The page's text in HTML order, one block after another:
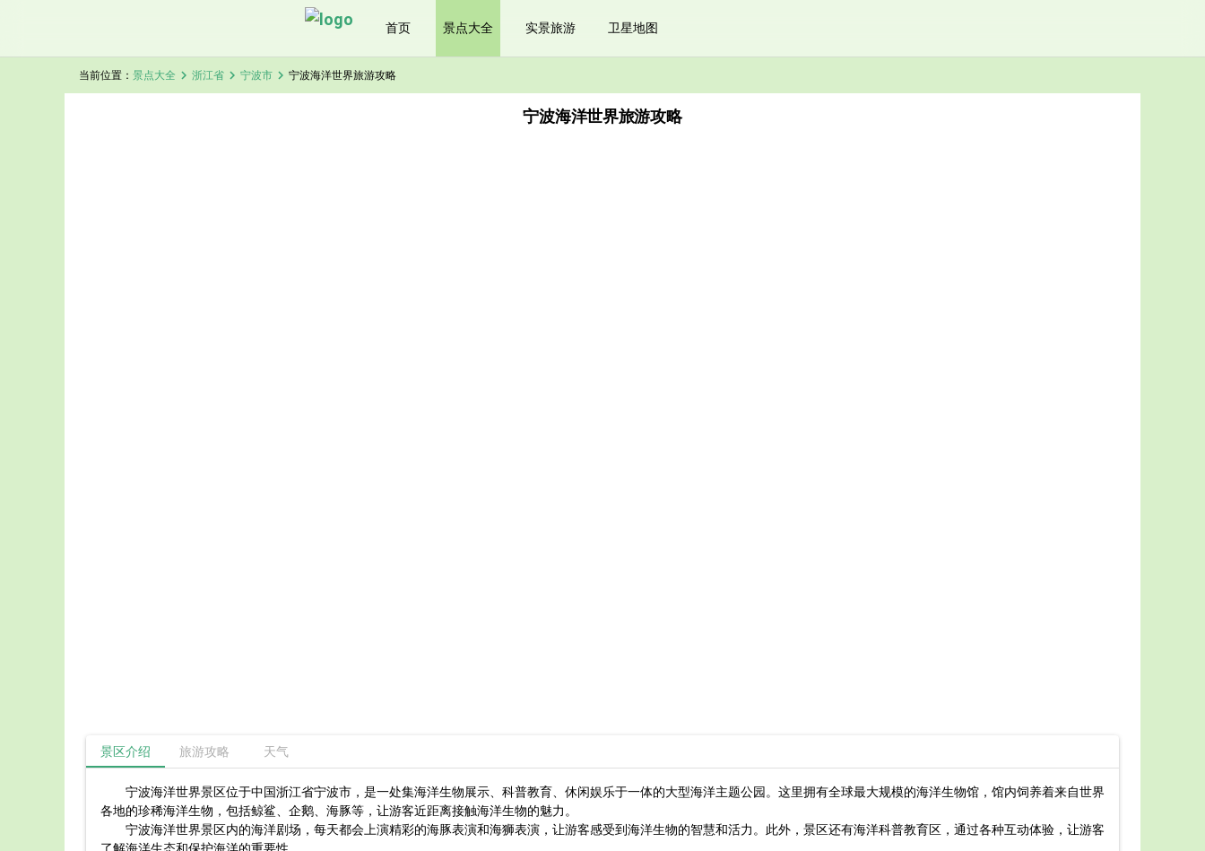
首页 景点大全 实景旅游 卫星地图
当前位置： 景点大全 chevron_right 浙江省 chevron_right 宁波市 chevron_right 宁波海洋世界旅游攻略
宁波海洋世界旅游攻略
景区介绍 旅游攻略 天气
宁波海洋世界景区位于中国浙江省宁波市，是一处集海洋生物展示、科普教育、休闲娱乐于一体的大型海洋主题公园。这里拥有全球最大规模的海洋生物馆，馆内饲养着来自世界
各地的珍稀海洋生物，包括鲸鲨、企鹅、海豚等，让游客近距离接触海洋生物的魅力。
宁波海洋世界景区内的海洋剧场，每天都会上演精彩的海豚表演和海狮表演，让游客感受到海洋生物的智慧和活力。此外，景区还有海洋科普教育区，通过各种互动体验，让游客